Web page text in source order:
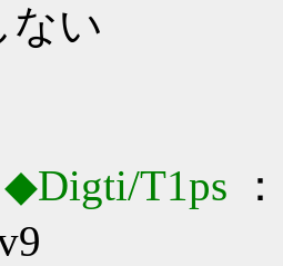
ない
◆Digti/T1ps